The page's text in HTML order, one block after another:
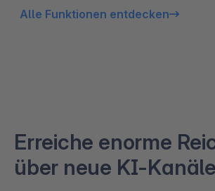
Alle Funktionen entdecken
Erreiche enorme
über neue KI-